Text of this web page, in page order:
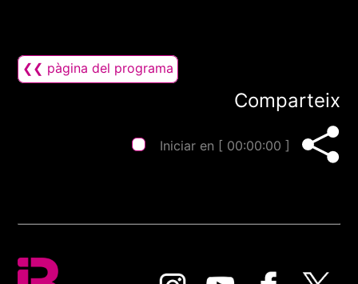
❮❮ pàgina del programa
Comparteix
Iniciar en [ 00:00:00 ]